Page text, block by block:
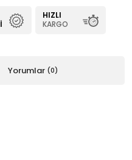
HIZLI
KARGO
Yorumlar (0)